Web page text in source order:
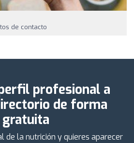
de contacto
profesional a
de forma
gratuita
de la nutrición y quieres aparecer